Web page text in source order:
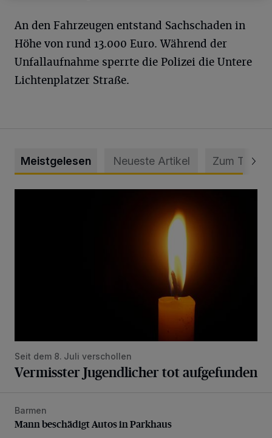
An den Fahrzeugen entstand Sachschaden in
Höhe von rund 13.000 Euro. Während der
Unfallaufnahme sperrte die Polizei die Untere
Lichtenplatzer Straße.
Meistgelesen Neueste Artikel Zum Thema
Seit dem 8. Juli verschollen
Vermisster Jugendlicher tot aufgefunden
Mann beschädigt Autos in Parkhaus
Barmen
Mann beschädigt Autos in Parkhaus